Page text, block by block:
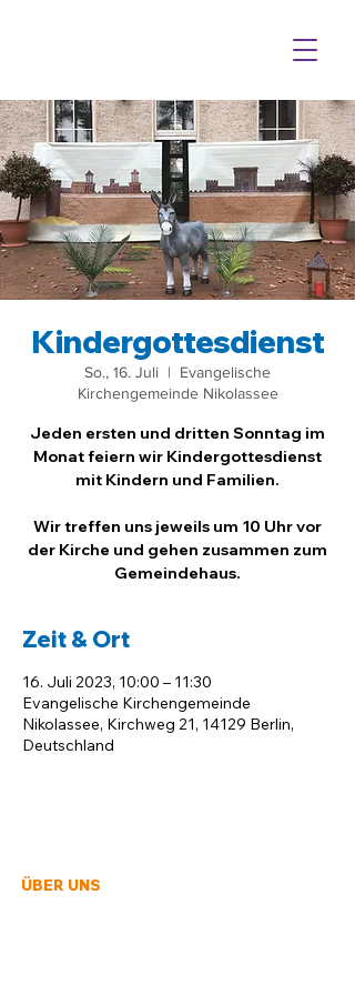
Kindergottesdienst
So., 16. Juli
  |
Evangelische
Kirchengemeinde Nikolassee
Jeden ersten und dritten Sonntag im
Monat feiern wir Kindergottesdienst
mit Kindern und Familien.
Wir treffen uns jeweils um 10 Uhr vor
der Kirche und gehen zusammen zum
Gemeindehaus.
Zeit & Ort
16. Juli 2023, 10:00 – 11:30
Evangelische Kirchengemeinde
Nikolassee, Kirchweg 21, 14129 Berlin,
Deutschland
ÜBER UNS